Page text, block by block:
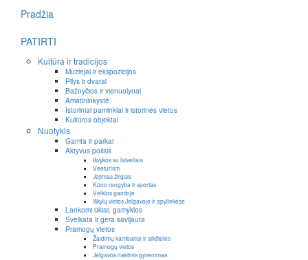
Pradžia
PATIRTI
Kultūra ir tradicijos
Muziejai ir ekspozicijos
Pilys ir dvarai
Bažnyčios ir vienuolynai
Amatininkystė
Istoriniai paminklai ir istorinės vietos
Kultūros objektai
Nuotykis
Gamta ir parkai
Aktyvus poilsis
Išvykos su laiveliais
Veeturism
Jojimas žirgais
Kūno rengyba ir sportas
Veiklos gamtoje
Iškylų vietos Jelgavoje ir apylinkėse
Lankomi ūkiai, gamyklos
Sveikata ir gera savijauta
Pramogų vietos
Žaidimų kambariai ir aikštelės
Pramogų vietos
Jelgavos naktinis gyvenimas